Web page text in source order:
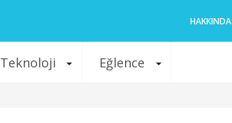
HAKKINDA
Teknoloji Eğlence